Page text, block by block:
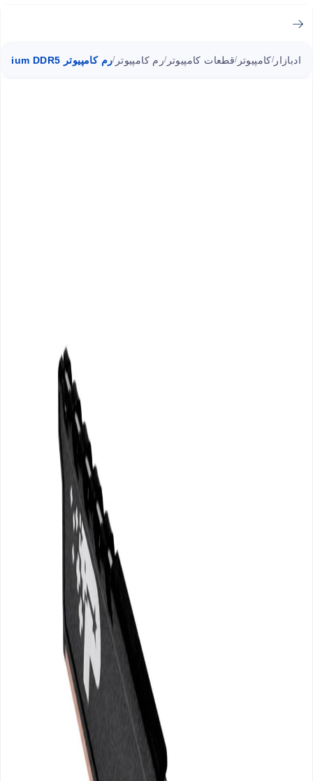
ادبازار /کامپیوتر /قطعات کامپیوتر /رم کامپیوتر /رم کامپیوتر Signature Line Premium DDR5 پاتریوت 8GB تک کاناله CL42 فرکانس 5200MHz